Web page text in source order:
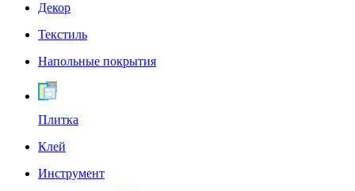
Декор
Текстиль
Напольные покрытия
Плитка
Клей
Инструмент